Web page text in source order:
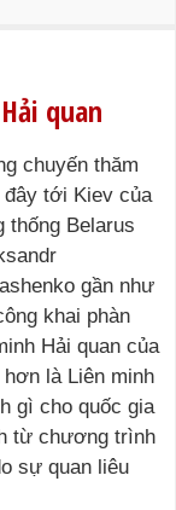
quan
chuyến thăm
đây tới Kiev của
thống Belarus
gần như
khai phàn
Hải quan của
là Liên minh
gì cho quốc gia
từ chương trình
sự quan liêu